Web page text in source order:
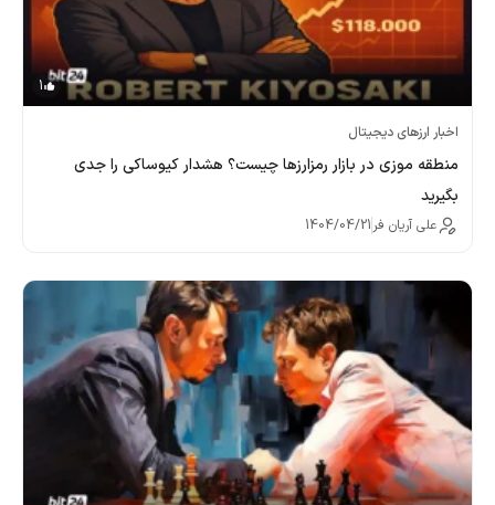
1
اخبار ارزهای دیجیتال
منطقه موزی در بازار رمزارزها چیست؟ هشدار کیوساکی را جدی
بگیرید
علی آریان فر 1404/04/21